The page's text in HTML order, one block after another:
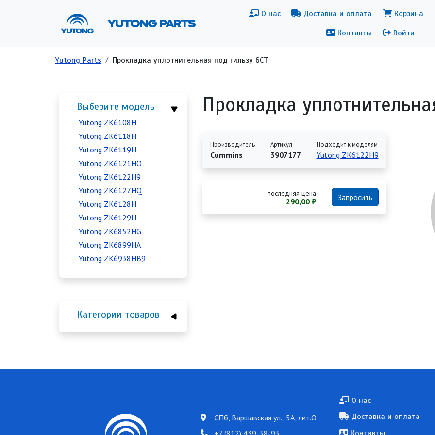
YUTONG PARTS
Основная навигация
О нас
Доставка и оплата
Контакты
Меню
Корзина
Войти
Строка навигации
Yutong Parts Прокладка уплотнительная под гильзу 6CT
Выберите модель
Yutong ZK6108H
Yutong ZK6118H
Yutong ZK6119H
Yutong ZK6121HQ
Yutong ZK6122H9
Yutong ZK6127HQ
Yutong ZK6128H
Yutong ZK6129H
Yutong ZK6852HG
Yutong ZK6899HA
Yutong ZK6938HB9
Категории товаров
Прокладка
Производитель
Cummins
Артикул
3907177
Подходит к моделям
Yutong ZK6122H9
последняя цена
290,00 ₽ Запросить
СПб, Варшавская ул., 5А, лит.О
Подвал
О нас
Доставка и оплата